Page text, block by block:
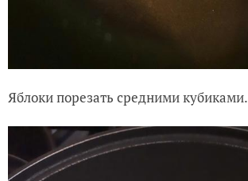
Яблоки порезать средними кубиками.